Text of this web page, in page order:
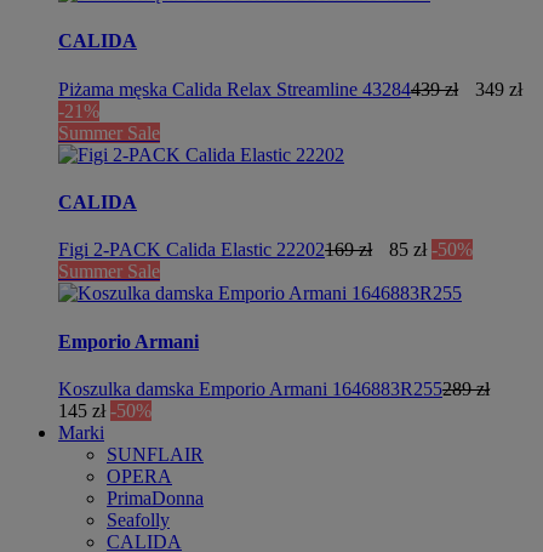
CALIDA
Piżama męska Calida Relax Streamline 43284439 zł
349 zł
-21%
Summer Sale
CALIDA
Figi 2-PACK Calida Elastic 22202169 zł 85 zł -50%
Summer Sale
Emporio Armani
Koszulka damska Emporio Armani 1646883R255289 zł
145 zł -50%
Marki
SUNFLAIR
OPERA
PrimaDonna
Seafolly
CALIDA